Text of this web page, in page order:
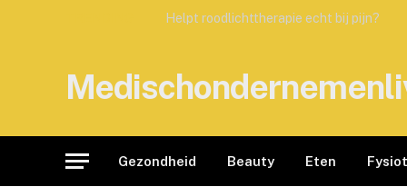
Helpt roodlichttherapie echt bij pijn?
Gezondheid Beauty Eten